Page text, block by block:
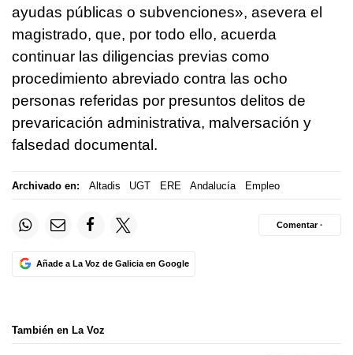
ayudas públicas o subvenciones», asevera el
magistrado, que, por todo ello, acuerda
continuar las diligencias previas como
procedimiento abreviado contra las ocho
personas referidas por presuntos delitos de
prevaricación administrativa, malversación y
falsedad documental.
Archivado en: Altadis UGT ERE Andalucía Empleo
Añade a La Voz de Galicia en Google
Comentar ·
También en La Voz